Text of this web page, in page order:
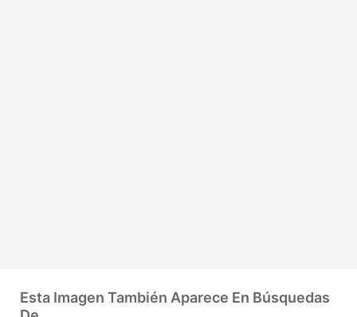
Esta Imagen También Aparece En Búsquedas